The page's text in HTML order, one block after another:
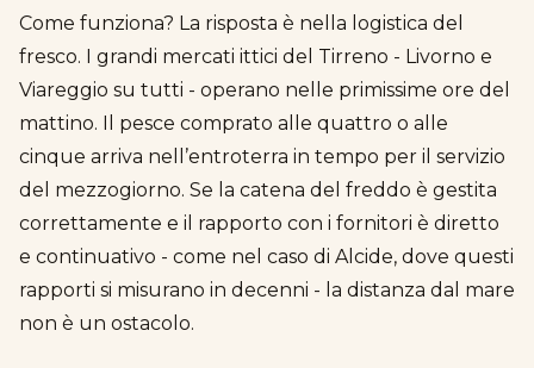
Come funziona? La risposta è nella logistica del
fresco. I grandi mercati ittici del Tirreno - Livorno e
Viareggio su tutti - operano nelle primissime ore del
mattino. Il pesce comprato alle quattro o alle
cinque arriva nell’entroterra in tempo per il servizio
del mezzogiorno. Se la catena del freddo è gestita
correttamente e il rapporto con i fornitori è diretto
e continuativo - come nel caso di Alcide, dove questi
rapporti si misurano in decenni - la distanza dal mare
non è un ostacolo.